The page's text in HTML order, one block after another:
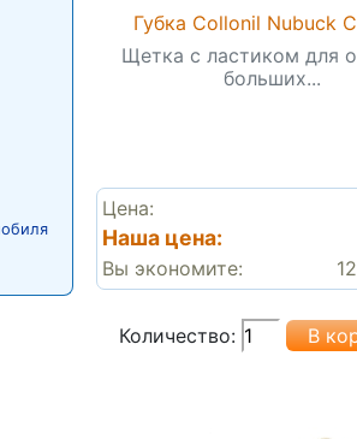
Губка Collonil Nubuсk
Щетка с ластиком для
больших...
Цена:
Наша цена:
Вы экономите:
Количество: